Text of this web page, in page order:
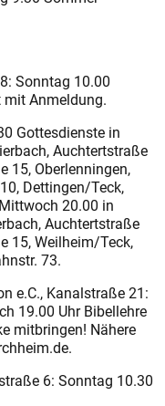
Sonntag 10.00
Anmeldung.
Gottesdienste in
Auchtertstraße
15, Oberlenningen,
Dettingen/Teck,
20.00 in
Auchtertstraße
15, Weilheim/Teck,
73.
e.C., Kanalstraße 21:
19.00 Uhr Bibellehre
mitbringen! Nähere
6: Sonntag 10.30